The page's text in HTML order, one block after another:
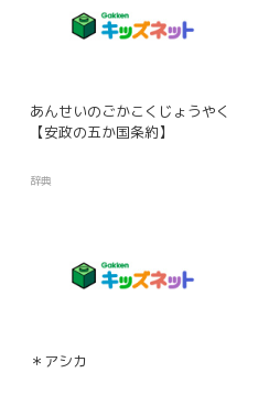
あんせいのごかこくじょうやく
【安政の五か国条約】
辞典
＊アシカ